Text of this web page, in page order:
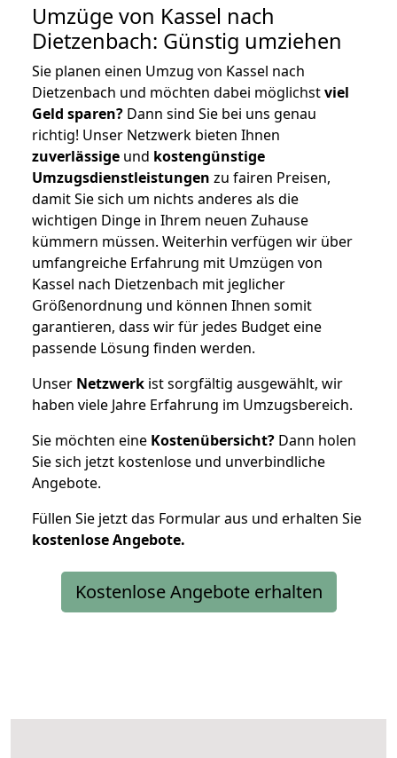
Umzüge von Kassel nach
Dietzenbach: Günstig umziehen
Sie planen einen Umzug von Kassel nach
Dietzenbach und möchten dabei möglichstviel
Geld sparen? Dann sind Sie bei uns genau
richtig! Unser Netzwerk bieten Ihnen
zuverlässige und kostengünstige
Umzugsdienstleistungen zu fairen Preisen,
damit Sie sich um nichts anderes als die
wichtigen Dinge in Ihrem neuen Zuhause
kümmern müssen. Weiterhin verfügen wir über
umfangreiche Erfahrung mit Umzügen von
Kassel nach Dietzenbach mit jeglicher
Größenordnung und können Ihnen somit
garantieren, dass wir für jedes Budget eine
passende Lösung finden werden.
Unser Netzwerk ist sorgfältig ausgewählt, wir
haben viele Jahre Erfahrung im Umzugsbereich.
Sie möchten eine Kostenübersicht? Dann holen
Sie sich jetzt kostenlose und unverbindliche
Angebote.
Füllen Sie jetzt das Formular aus und erhalten Sie
kostenloseAngebote.
Kostenlose Angebote erhalten